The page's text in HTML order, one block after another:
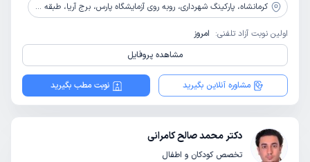
کرمانشاه، پارکینگ شهرداری، روبه روی آزمایشگاه پارس، برج آریا، طبقه دوم
اولین نوبت آزاد تلفنی: امروز
مشاهده پروفایل
مشاوره آنلاین بگیرید نوبت مطب بگیرید
دکتر محمد صالح کامرانی
تخصص کودکان و اطفال